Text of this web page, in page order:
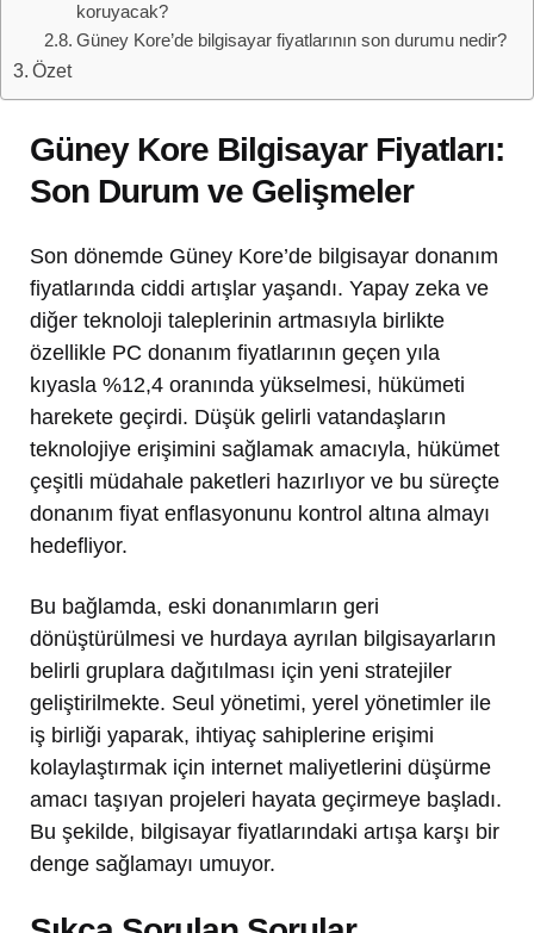
koruyacak?
Güney Kore’de bilgisayar fiyatlarının son durumu nedir?
Özet
Güney Kore Bilgisayar Fiyatları:
Son Durum ve Gelişmeler
Son dönemde Güney Kore’de bilgisayar donanım
fiyatlarında ciddi artışlar yaşandı. Yapay zeka ve
diğer teknoloji taleplerinin artmasıyla birlikte
özellikle PC donanım fiyatlarının geçen yıla
kıyasla %12,4 oranında yükselmesi, hükümeti
harekete geçirdi. Düşük gelirli vatandaşların
teknolojiye erişimini sağlamak amacıyla, hükümet
çeşitli müdahale paketleri hazırlıyor ve bu süreçte
donanım fiyat enflasyonunu kontrol altına almayı
hedefliyor.
Bu bağlamda, eski donanımların geri
dönüştürülmesi ve hurdaya ayrılan bilgisayarların
belirli gruplara dağıtılması için yeni stratejiler
geliştirilmekte. Seul yönetimi, yerel yönetimler ile
iş birliği yaparak, ihtiyaç sahiplerine erişimi
kolaylaştırmak için internet maliyetlerini düşürme
amacı taşıyan projeleri hayata geçirmeye başladı.
Bu şekilde, bilgisayar fiyatlarındaki artışa karşı bir
denge sağlamayı umuyor.